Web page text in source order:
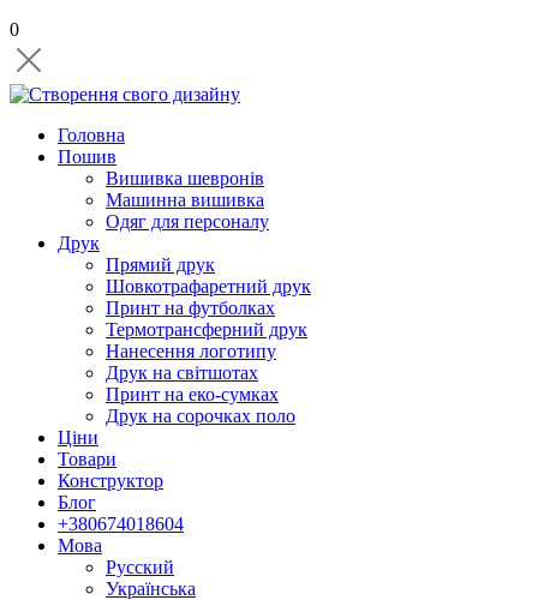
0
Головна
Пошив
Вишивка шевронів
Машинна вишивка
Одяг для персоналу
Друк
Прямий друк
Шовкотрафаретний друк
Принт на футболках
Термотрансферний друк
Нанесення логотипу
Друк на світшотах
Принт на еко-сумках
Друк на сорочках поло
Ціни
Товари
Конструктор
Блог
+380674018604
Мова
Русский
Українська